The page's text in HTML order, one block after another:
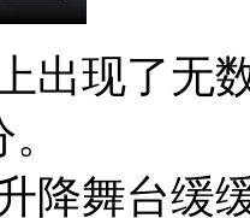
以及C2
有C2机
特典文件
。
出现了无
降舞台缓